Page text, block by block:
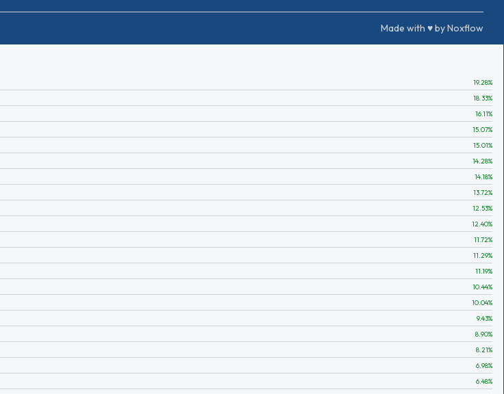
Made with ♥ by Noxflow
19.28%
18.33%
16.11%
15.07%
15.01%
14.28%
14.18%
13.72%
12.53%
12.40%
11.72%
11.29%
11.19%
10.44%
10.04%
9.43%
8.90%
8.21%
6.98%
6.48%